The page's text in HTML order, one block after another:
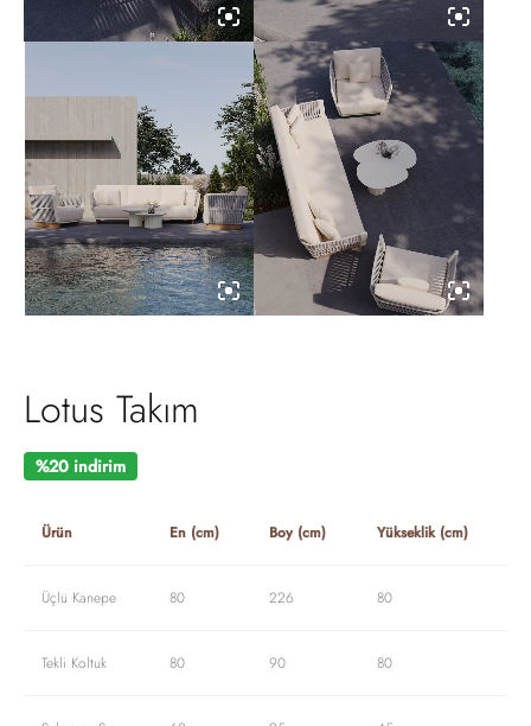
Lotus Takım
%20 indirim
Ürün En (cm) Boy (cm) Yükseklik (cm)
Üçlü Kanepe 80 226 80
Tekli Koltuk 80 90 80